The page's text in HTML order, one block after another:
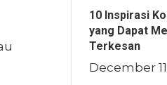
10 Inspirasi
yang Dapat
Terkesan
December